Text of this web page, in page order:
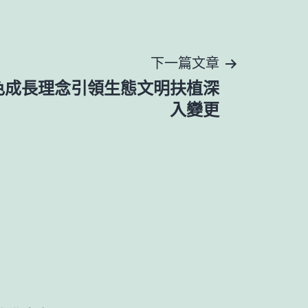
下一篇文章
長理念引領生態文明扶植深
入變更